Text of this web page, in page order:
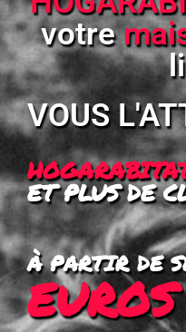
votre
VOUS
ET PLUS DE
À PARTIR DE
EUROS